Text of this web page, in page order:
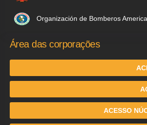
Organización de Bomberos
Área das corporações
ACESSO